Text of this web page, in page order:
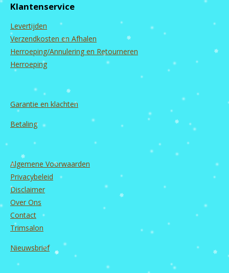
o
k
g
a
m
b
Klantenservice
Levertijden
Verzendkosten en Afhalen
Herroeping/Annulering en Retourneren
Herroeping
Garantie en klachten
Betaling
Algemene Voorwaarden
Privacybeleid
Disclaimer
Over Ons
Contact
Trimsalon
Nieuwsbrief